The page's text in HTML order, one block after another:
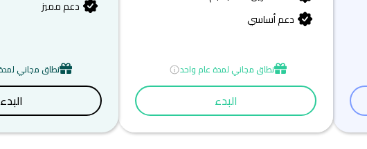
دعم أساسي
نطاق مجاني لمدة عام واحد
البدء
دعم مميز
نطاق مجاني
البدء